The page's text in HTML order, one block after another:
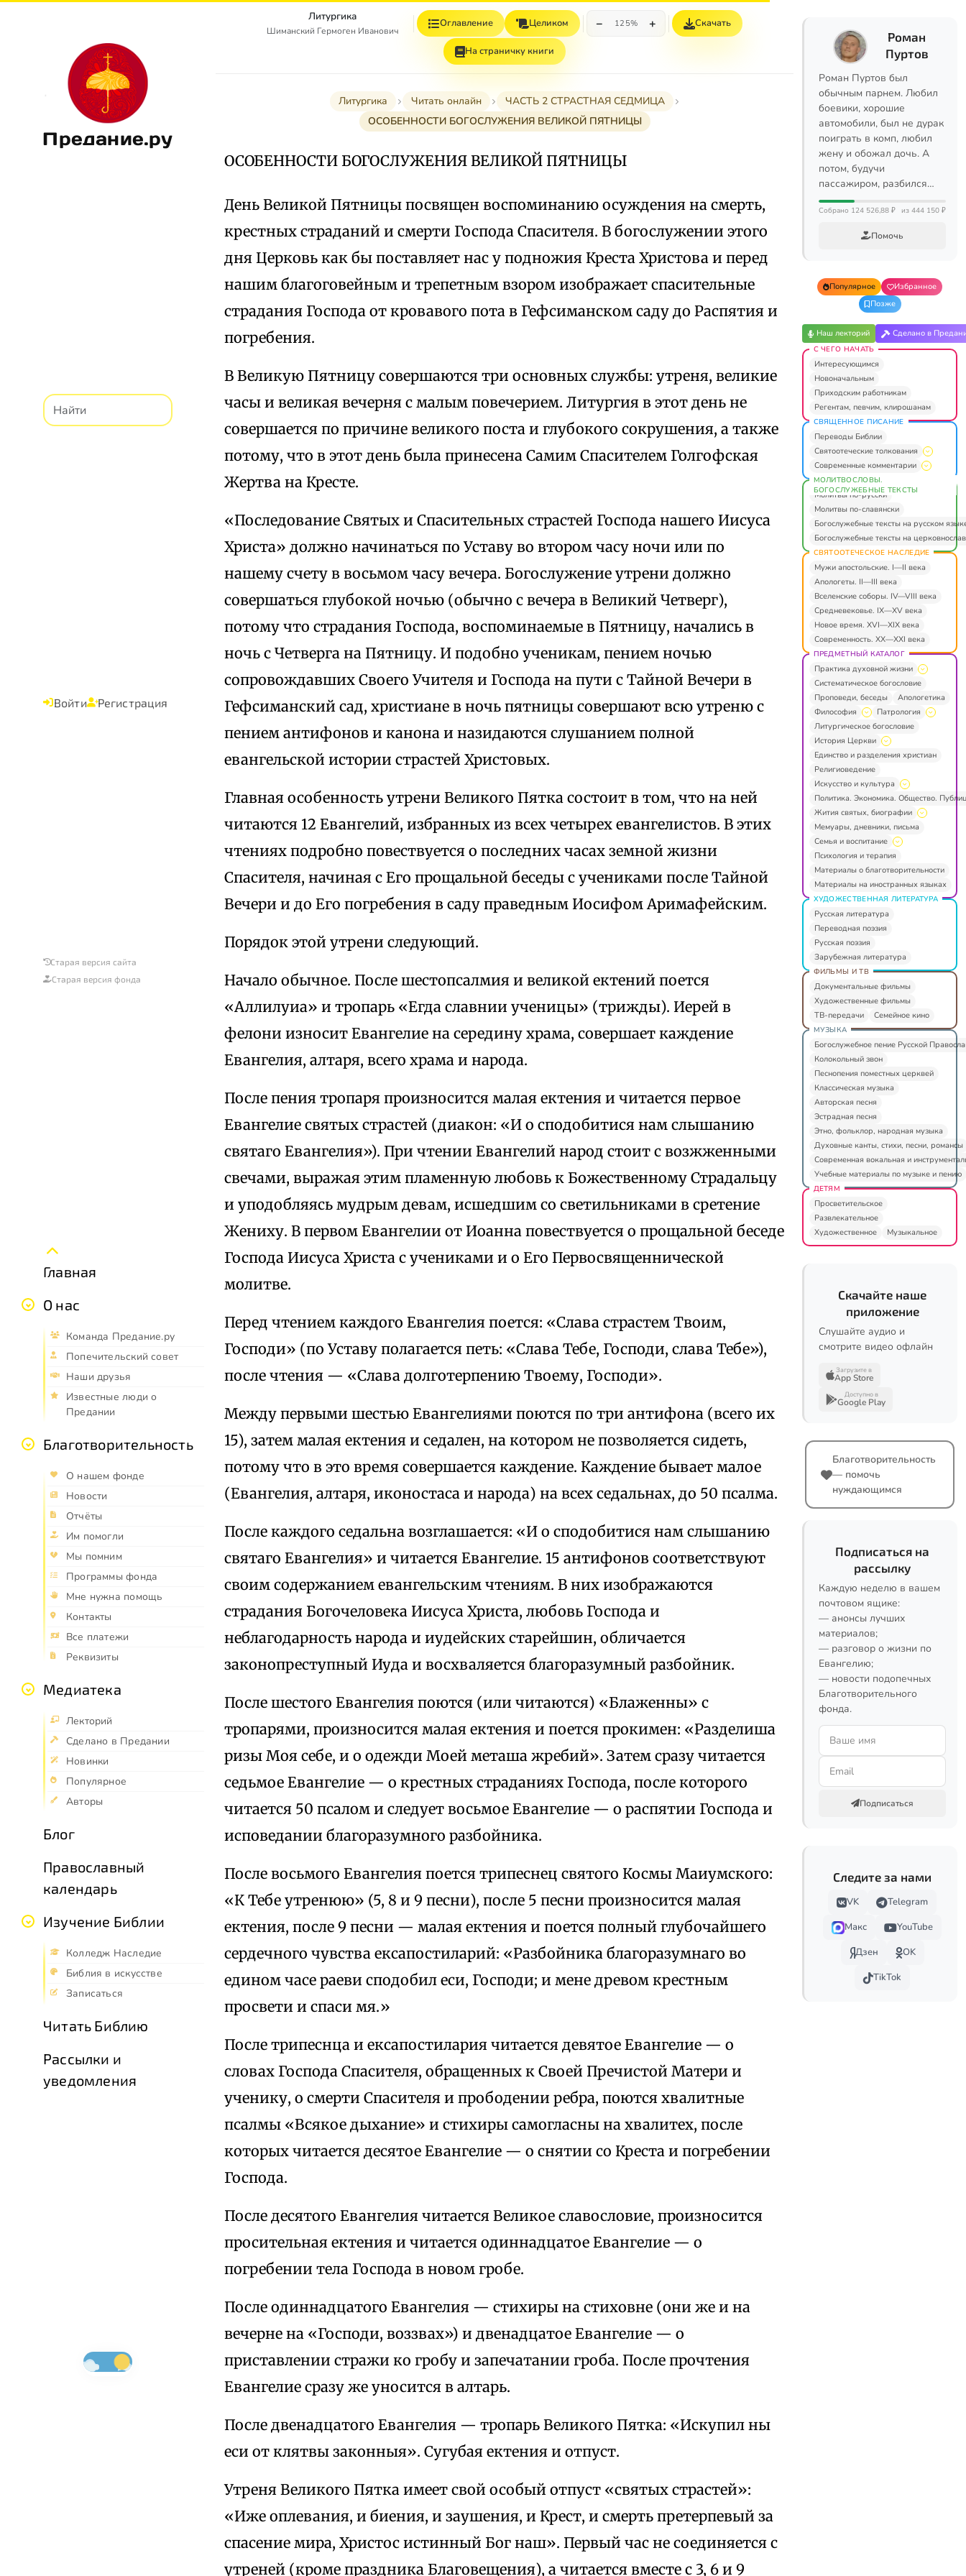
Предание.ру
Войти Регистрация
Старая версия сайта
Старая версия фонда
Главная
О нас
Команда Предание.ру
Попечительский совет
Наши друзья
Известные люди о
Предании
Благотворительность
О нашем фонде
Новости
Отчёты
Им помогли
Мы помним
Программы фонда
Мне нужна помощь
Контакты
Все платежи
Реквизиты
Медиатека
Лекторий
Сделано в Предании
Новинки
Популярное
Авторы
Блог
Православный
календарь
Изучение Библии
Колледж Наследие
Библия в искусстве
Записаться
Читать Библию
Рассылки и
уведомления
Литургика
Шиманский Гермоген Иванович
Оглавление Целиком − 125% + Скачать
На страничку книги
Литургика Читать онлайн
ЧАСТЬ 2 СТРАСТНАЯ СЕДМИЦА
ОСОБЕННОСТИ БОГОСЛУЖЕНИЯ ВЕЛИКОЙ ПЯТНИЦЫ
ОСОБЕННОСТИ БОГОСЛУЖЕНИЯ ВЕЛИКОЙ ПЯТНИЦЫ
День Великой Пятницы посвящен воспоминанию осуждения на смерть,
крестных страданий и смерти Господа Спасителя. В богослужении этого
дня Церковь как бы поставляет нас у подножия Креста Христова и перед
нашим благоговейным и трепетным взором изображает спасительные
страдания Господа от кровавого пота в Гефсиманском саду до Распятия и
погребения.
В Великую Пятницу совершаются три основных службы: утреня, великие
часы и великая вечерня с малым повечерием. Литургия в этот день не
совершается по причине великого поста и глубокого сокрушения, а также
потому, что в этот день была принесена Самим Спасителем Голгофская
Жертва на Кресте.
«Последование Святых и Спасительных страстей Господа нашего Иисуса
Христа» должно начинаться по Уставу во втором часу ночи или по
нашему счету в восьмом часу вечера. Богослужение утрени должно
совершаться глубокой ночью (обычно с вечера в Великий Четверг),
потому что страдания Господа, воспоминаемые в Пятницу, начались в
ночь с Четверга на Пятницу. И подобно ученикам, пением ночью
сопровождавших Своего Учителя и Господа на пути с Тайной Вечери в
Гефсиманский сад, христиане в ночь пятницы совершают всю утреню с
пением антифонов и канона и назидаются слушанием полной
евангельской истории страстей Христовых.
Главная особенность утрени Великого Пятка состоит в том, что на ней
читаются 12 Евангелий, избранных из всех четырех евангелистов. В этих
чтениях подробно повествуется о последних часах земной жизни
Спасителя, начиная с Его прощальной беседы с учениками после Тайной
Вечери и до Его погребения в саду праведным Иосифом Аримафейским.
Порядок этой утрени следующий.
Начало обычное. После шестопсалмия и великой ектений поется
«Аллилуиа» и тропарь «Егда славнии ученицы» (трижды). Иерей в
фелони износит Евангелие на середину храма, совершает каждение
Евангелия, алтаря, всего храма и народа.
После пения тропаря произносится малая ектения и читается первое
Евангелие святых страстей (диакон: «И о сподобитися нам слышанию
святаго Евангелия»). При чтении Евангелий народ стоит с возжженными
свечами, выражая этим пламенную любовь к Божественному Страдальцу
и уподобляясь мудрым девам, исшедшим со светильниками в сретение
Жениху. В первом Евангелии от Иоанна повествуется о прощальной беседе
Господа Иисуса Христа с учениками и о Его Первосвященнической
молитве.
Перед чтением каждого Евангелия поется: «Слава страстем Твоим,
Господи» (по Уставу полагается петь: «Слава Тебе, Господи, слава Тебе»),
после чтения — «Слава долготерпению Твоему, Господи».
Между первыми шестью Евангелиями поются по три антифона (всего их
15), затем малая ектения и седален, на котором не позволяется сидеть,
потому что в это время совершается каждение. Каждение бывает малое
(Евангелия, алтаря, иконостаса и народа) на всех седальнах, до 50 псалма.
После каждого седальна возглашается: «И о сподобитися нам слышанию
святаго Евангелия» и читается Евангелие. 15 антифонов соответствуют
своим содержанием евангельским чтениям. В них изображаются
страдания Богочеловека Иисуса Христа, любовь Господа и
неблагодарность народа и иудейских старейшин, обличается
законопреступный Иуда и восхваляется благоразумный разбойник.
После шестого Евангелия поются (или читаются) «Блаженны» с
тропарями, произносится малая ектения и поется прокимен: «Разделиша
ризы Моя себе, и о одежди Моей меташа жребий». Затем сразу читается
седьмое Евангелие — о крестных страданиях Господа, после которого
читается 50 псалом и следует восьмое Евангелие — о распятии Господа и
исповедании благоразумного разбойника.
После восьмого Евангелия поется трипеснец святого Космы Маиумского:
«К Тебе утренюю» (5, 8 и 9 песни), после 5 песни произносится малая
ектения, после 9 песни — малая ектения и поется полный глубочайшего
сердечного чувства ексапостиларий: «Разбойника благоразумнаго во
едином часе раеви сподобил еси, Господи; и мене древом крестным
просвети и спаси мя.»
После трипеснца и ексапостилария читается девятое Евангелие — о
словах Господа Спасителя, обращенных к Своей Пречистой Матери и
ученику, о смерти Спасителя и прободении ребра, поются хвалитные
псалмы «Всякое дыхание» и стихиры самогласны на хвалитех, после
которых читается десятое Евангелие — о снятии со Креста и погребении
Господа.
После десятого Евангелия читается Великое славословие, произносится
просительная ектения и читается одиннадцатое Евангелие — о
погребении тела Господа в новом гробе.
После одиннадцатого Евангелия — стихиры на стиховне (они же и на
вечерне на «Господи, воззвах») и двенадцатое Евангелие — о
приставлении стражи ко гробу и запечатании гроба. После прочтения
Евангелие сразу же уносится в алтарь.
После двенадцатого Евангелия — тропарь Великого Пятка: «Искупил ны
еси от клятвы законныя». Сугубая ектения и отпуст.
Утреня Великого Пятка имеет свой особый отпуст «святых страстей»:
«Иже оплевания, и биения, и заушения, и Крест, и смерть претерпевый за
спасение мира, Христос истинный Бог наш». Первый час не соединяется с
утреней (кроме праздника Благовещения), а читается вместе с 3, 6 и 9
Роман
Пуртов
Роман Пуртов был
обычным парнем. Любил
боевики, хорошие
автомобили, был не дурак
поиграть в комп, любил
жену и обожал дочь. А
потом, будучи
пассажиром, разбился…
Собрано 124 526,88 ₽ из 444 150 ₽
Помочь
Популярное
Избранное
Позже
Наш лекторий Сделано в
С ЧЕГО НАЧАТЬ
Интересующимся
Новоначальным
Приходским работникам
Регентам, певчим, клирошанам
СВЯЩЕННОЕ ПИСАНИЕ
Переводы Библии
Святоотеческие толкования
Современные комментарии
МОЛИТВОСЛОВЫ.
БОГОСЛУЖЕБНЫЕ ТЕКСТЫ
Молитвы по-русски
Молитвы по-славянски
Богослужебные тексты на русском
Богослужебные тексты на
СВЯТООТЕЧЕСКОЕ НАСЛЕДИЕ
Мужи апостольские. I—II века
Апологеты. II—III века
Вселенские соборы. IV—VIII века
Средневековье. IX—XV века
Новое время. XVI—XIX века
Современность. XX—XXI века
ПРЕДМЕТНЫЙ КАТАЛОГ
Практика духовной жизни
Систематическое богословие
Проповеди, беседы
Апологетика
Философия
Патрология
Литургическое богословие
История Церкви
Единство и разделения христиан
Религиоведение
Искусство и культура
Политика. Экономика. Общество.
Жития святых, биографии
Мемуары, дневники, письма
Семья и воспитание
Психология и терапия
Материалы о благотворительности
Материалы на иностранных языках
ХУДОЖЕСТВЕННАЯ ЛИТЕРАТУРА
Русская литература
Переводная поэзия
Русская поэзия
Зарубежная литература
ФИЛЬМЫ И ТВ
Документальные фильмы
Художественные фильмы
ТВ-передачи
Семейное кино
МУЗЫКА
Богослужебное пение Русской
Колокольный звон
Песнопения поместных церквей
Классическая музыка
Авторская песня
Эстрадная песня
Этно, фольклор, народная музыка
Духовные канты, стихи, песни, романсы
Современная вокальная и
Учебные материалы по музыке и пению
ДЕТЯМ
Просветительское
Развлекательное
Художественное
Музыкальное
Скачайте наше
приложение
Слушайте аудио и
смотрите видео офлайн
Загрузите в
App Store
Доступно в
Google Play
Благотворительность
— помочь
нуждающимся
Подписаться на
рассылку
Каждую неделю в вашем
почтовом ящике:
— анонсы лучших
материалов;
— разговор о жизни по
Евангелию;
— новости подопечных
Благотворительного
фонда.
Подписаться
Следите за нами
VK
Telegram
Макс
YouTube
Дзен
OK
TikTok